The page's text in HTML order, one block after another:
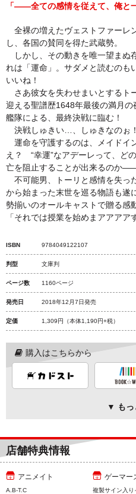
「――全ての感情を従えて、俺と
全裸の増えたヴェストファーレ
し、各国の賛同を得た武蔵勢。
しかし、その動きを唯一望まぬ
れは「運命」。サダメと読むのも
いいね！
さあ彼女を失わせまいとするト
迎える聖譜歴1648年最後の満月
艦隊による、最終決戦に臨む！
決戦しゅきい…、しゅきなのぉ！
運命を守護するのは、メイドイ
え？ “幸運”なアデーレって、ど
亡を阻止することが出来るのか
不可能男、トーリと感情を失っ
から始まった末世を巡る物語も
勢揃いのオールキャストで贈る感
「それでは授業を始めまアアアア
ISBN 9784049122107
判型 文庫判
ページ数 1160ページ
発売日 2018年12月7日発売
定価 1,309円 （本体1,190円+税）
購入はこちらから
▼ もっ
店舗特典情報
アニメイト
A.B-T.C
ゲーマー
複製サイン入り